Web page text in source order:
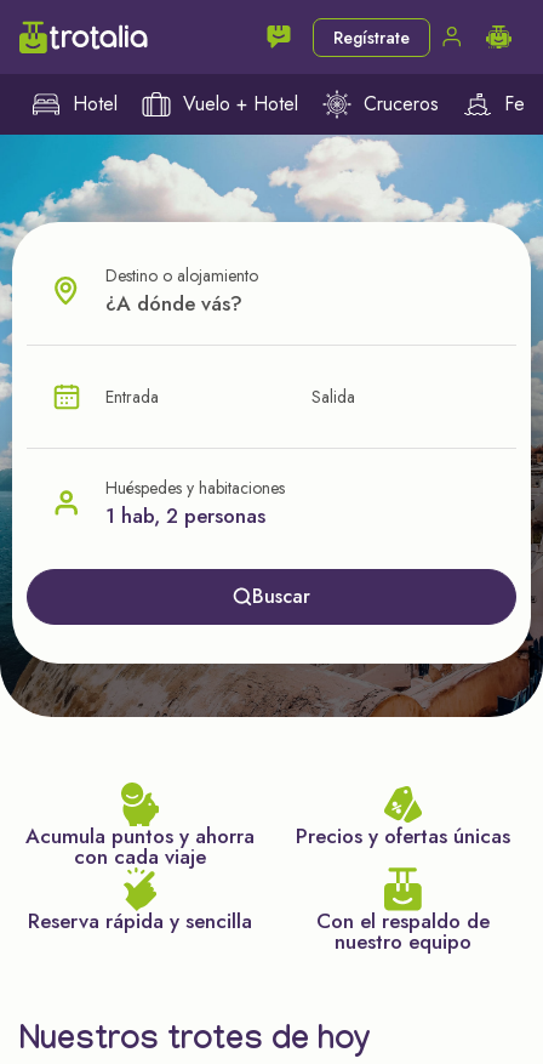
Regístrate
Hotel Vuelo + Hotel Cruceros
¿CUÁL VA A SER TU PRÓXIMO TROTE?
nuestras ofertas
Destino o alojamiento
Entrada Salida
Huéspedes y habitaciones
1 hab, 2 personas
Buscar
Acumula puntos y ahorra
con cada viaje
Precios y ofertas únicas
Reserva rápida y sencilla Con el respaldo de
nuestro equipo
Nuestros trotes de hoy